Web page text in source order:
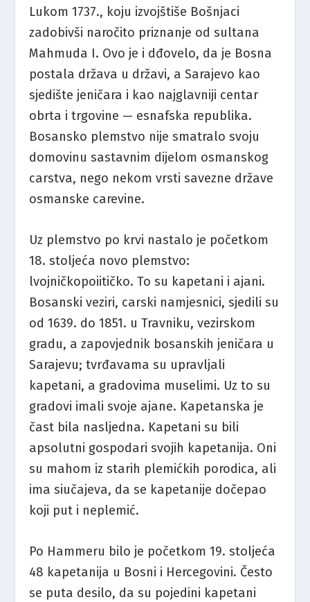
Lukom 1737., koju izvojštiše Bošnjaci
zadobivši naročito priznanje od sultana
Mahmuda I. Ovo je i dđovelo, da je Bosna
postala država u državi, a Sarajevo kao
sjedište jeničara i kao najglavniji centar
obrta i trgovine — esnafska republika.
Bosansko plemstvo nije smatralo svoju
domovinu sastavnim dijelom osmanskog
carstva, nego nekom vrsti savezne države
osmanske carevine.
Uz plemstvo po krvi nastalo je početkom
18. stoljeća novo plemstvo:
lvojničkopoiitičko. To su kapetani i ajani.
Bosanski veziri, carski namjesnici, sjedili su
od 1639. do 1851. u Travniku, vezirskom
gradu, a zapovjednik bosanskih jeničara u
Sarajevu; tvrđavama su upravljali
kapetani, a gradovima muselimi. Uz to su
gradovi imali svoje ajane. Kapetanska je
čast bila nasljedna. Kapetani su bili
apsolutni gospodari svojih kapetanija. Oni
su mahom iz starih plemićkih porodica, ali
ima siučajeva, da se kapetanije dočepao
koji put i neplemić.
Po Hammeru bilo je početkom 19. stoljeća
48 kapetanija u Bosni i Hercegovini. Često
se puta desilo, da su pojedini kapetani